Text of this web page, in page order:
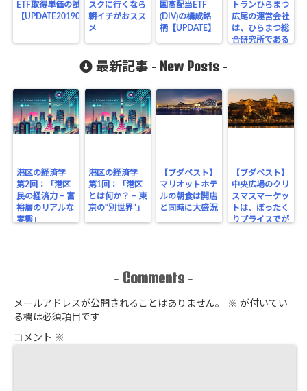
ETF取得単価の試算
【UPDATE20190830】
スクに行くなら
朝イチがおスス
メ
国高配当ETF
(DIV)の構成銘
柄【UPDATE】
トランひらまつ
広尾の運営会社
は、ひらまつ総
合研究所である
最新記事 - New Posts -
港区の経済学
第2回：「港区
民の経済力 – 富
裕層のリアルな
実態」
港区の経済学
第1回：「港区
とは何か？ – 東
京の“別世界”」
【ブダペスト】
マリオットホテ
ルの朝食は開店
と同時に大盛況
【ブダペスト】
中央広場のクリ
スマスマーケッ
トは、ぼったく
りプライスでが
- Comments -
メールアドレスが公開されることはありません。 ※ が付いてい
る欄は必須項目です
コメント ※